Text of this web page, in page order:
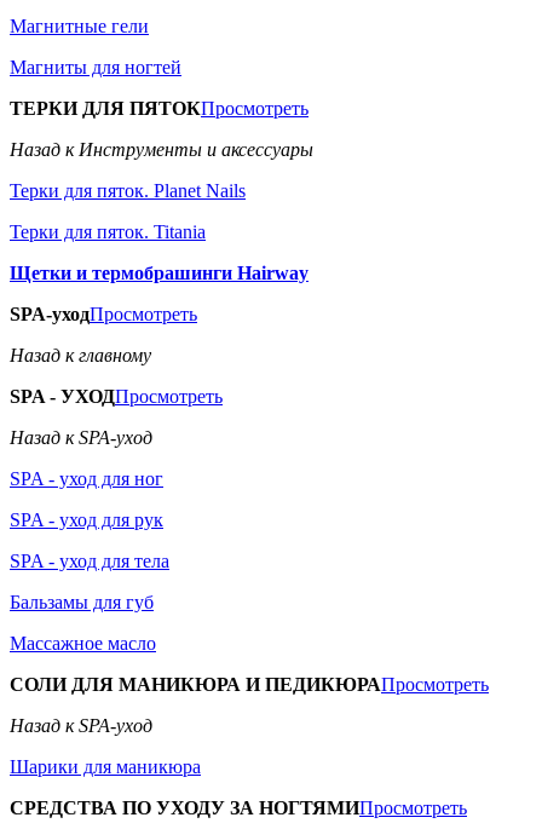
Магнитные гели
Магниты для ногтей
ТЕРКИ ДЛЯ ПЯТОКПросмотреть
Назад к Инструменты и аксессуары
Терки для пяток. Planet Nails
Терки для пяток. Titania
Щетки и термобрашинги Hairway
SPA-уходПросмотреть
Назад к главному
SPA - УХОДПросмотреть
Назад к SPA-уход
SPA - уход для ног
SPA - уход для рук
SPA - уход для тела
Бальзамы для губ
Массажное масло
СОЛИ ДЛЯ МАНИКЮРА И ПЕДИКЮРАПросмотреть
Назад к SPA-уход
Шарики для маникюра
СРЕДСТВА ПО УХОДУ ЗА НОГТЯМИПросмотреть